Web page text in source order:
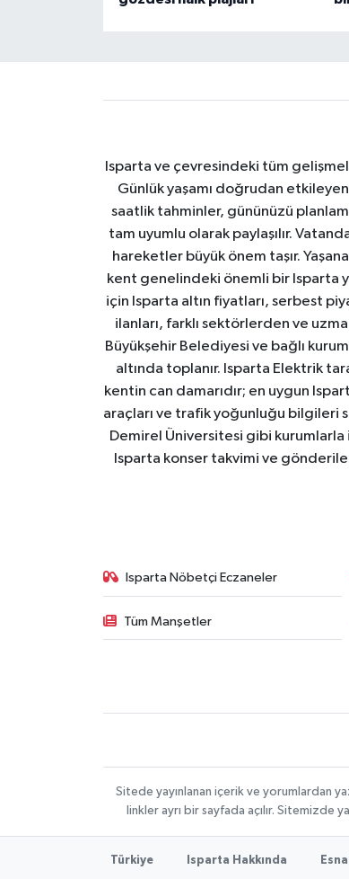
Isparta ve çevresindeki tüm
Günlük yaşamı doğrudan
saatlik tahminler, gününüzü
tam uyumlu olarak paylaşılır.
hareketler büyük önem taşır.
kent genelindeki önemli bir Isparta
için Isparta altın fiyatları, serbest
ilanları, farklı sektörlerden ve
Büyükşehir Belediyesi ve bağlı
altında toplanır. Isparta Elektrik
kentin can damarıdır; en uygun
araçları ve trafik yoğunluğu bilgileri
Demirel Üniversitesi gibi
Isparta konser takvimi ve
Isparta Nöbetçi Eczaneler
Tüm Manşetler
Sitede yayınlanan içerik ve yorumlardan
linkler ayrı bir sayfada açılır. Sitemizde
Türkiye Isparta Hakkında